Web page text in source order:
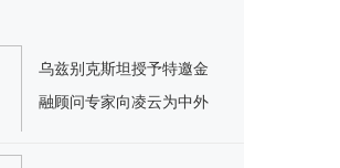
乌兹别克斯坦授予特邀金
融顾问专家向凌云为中外